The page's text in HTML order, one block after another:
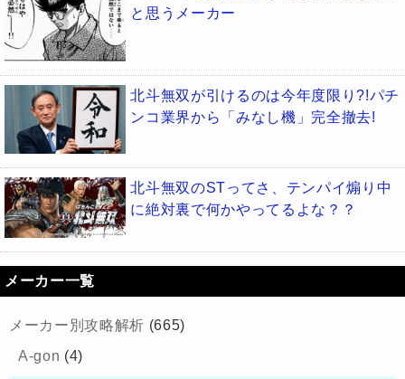
と思うメーカー
北斗無双が引けるのは今年度限り?!パチ
ンコ業界から「みなし機」完全撤去!
北斗無双のSTってさ、テンパイ煽り中
に絶対裏で何かやってるよな？？
メーカー一覧
メーカー別攻略解析 (665)
A-gon (4)